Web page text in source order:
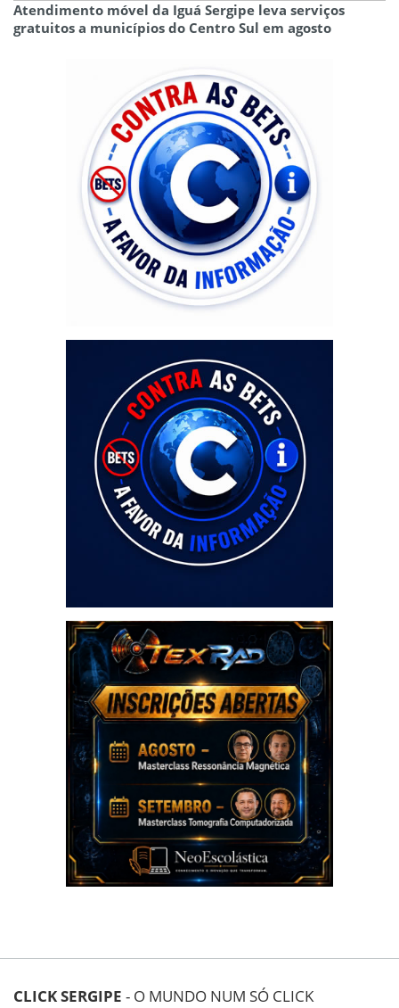
Atendimento móvel da Iguá Sergipe leva serviços
gratuitos a municípios do Centro Sul em agosto
CLICK SERGIPE - O MUNDO NUM SÓ CLICK